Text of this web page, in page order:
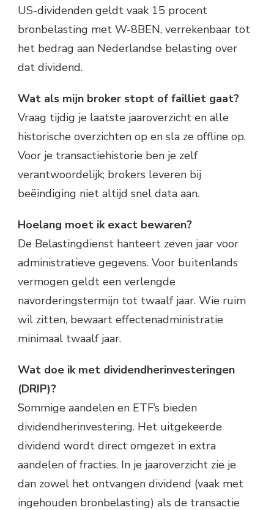
US-dividenden geldt vaak 15 procent
bronbelasting met W-8BEN, verrekenbaar tot
het bedrag aan Nederlandse belasting over
dat dividend.
Wat als mijn broker stopt of failliet gaat?
Vraag tijdig je laatste jaaroverzicht en alle
historische overzichten op en sla ze offline op.
Voor je transactiehistorie ben je zelf
verantwoordelijk; brokers leveren bij
beëindiging niet altijd snel data aan.
Hoelang moet ik exact bewaren?
De Belastingdienst hanteert zeven jaar voor
administratieve gegevens. Voor buitenlands
vermogen geldt een verlengde
navorderingstermijn tot twaalf jaar. Wie ruim
wil zitten, bewaart effectenadministratie
minimaal twaalf jaar.
Wat doe ik met dividendherinvesteringen
(DRIP)?
Sommige aandelen en ETF’s bieden
dividendherinvestering. Het uitgekeerde
dividend wordt direct omgezet in extra
aandelen of fracties. In je jaaroverzicht zie je
dan zowel het ontvangen dividend (vaak met
ingehouden bronbelasting) als de transactie